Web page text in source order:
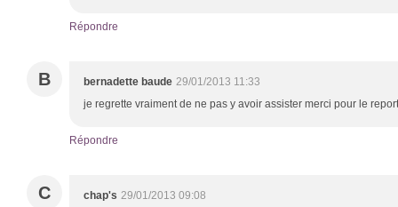
Répondre
B bernadette baude 29/01/2013 11:33
je regrette vraiment de ne pas y avoir assister merci pour le
Répondre
C chap's 29/01/2013 09:08